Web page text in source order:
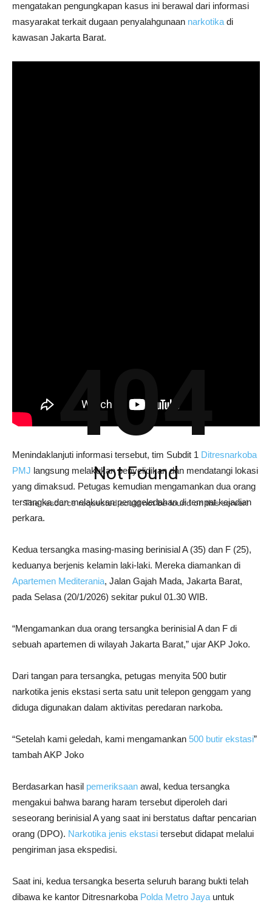
mengatakan pengungkapan kasus ini berawal dari informasi
masyarakat terkait dugaan penyalahgunaan narkotika di
kawasan Jakarta Barat.
Menindaklanjuti informasi tersebut, tim Subdit 1 Ditresnarkoba
PMJ langsung melakukan penyelidikan dan mendatangi lokasi
yang dimaksud. Petugas kemudian mengamankan dua orang
tersangka dan melakukan penggeledahan di tempat kejadian
perkara.
Kedua tersangka masing-masing berinisial A (35) dan F (25),
keduanya berjenis kelamin laki-laki. Mereka diamankan di
Apartemen Mediterania, Jalan Gajah Mada, Jakarta Barat,
pada Selasa (20/1/2026) sekitar pukul 01.30 WIB.
“Mengamankan dua orang tersangka berinisial A dan F di
sebuah apartemen di wilayah Jakarta Barat,” ujar AKP Joko.
Dari tangan para tersangka, petugas menyita 500 butir
narkotika jenis ekstasi serta satu unit telepon genggam yang
diduga digunakan dalam aktivitas peredaran narkoba.
“Setelah kami geledah, kami mengamankan 500 butir ekstasi”
tambah AKP Joko
Berdasarkan hasil pemeriksaan awal, kedua tersangka
mengakui bahwa barang haram tersebut diperoleh dari
seseorang berinisial A yang saat ini berstatus daftar pencarian
orang (DPO). Narkotika jenis ekstasi tersebut didapat melalui
pengiriman jasa ekspedisi.
Saat ini, kedua tersangka beserta seluruh barang bukti telah
dibawa ke kantor Ditresnarkoba Polda Metro Jaya untuk
404
Not Found
The resource requested could not be found on this server!